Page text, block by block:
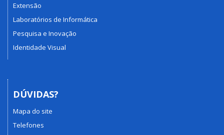
Extensão
Laboratórios de Informática
Pesquisa e Inovação
Identidade Visual
DÚVIDAS?
Mapa do site
Telefones